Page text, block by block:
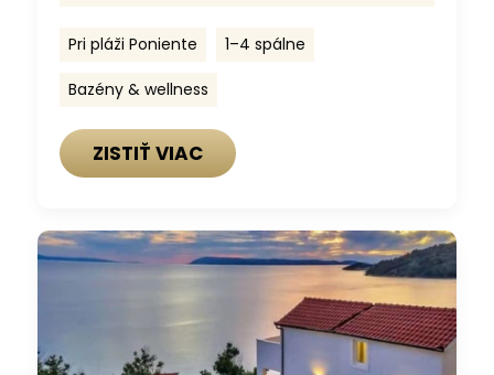
Pri pláži Poniente 1–4 spálne
Bazény & wellness
ZISTIŤ VIAC